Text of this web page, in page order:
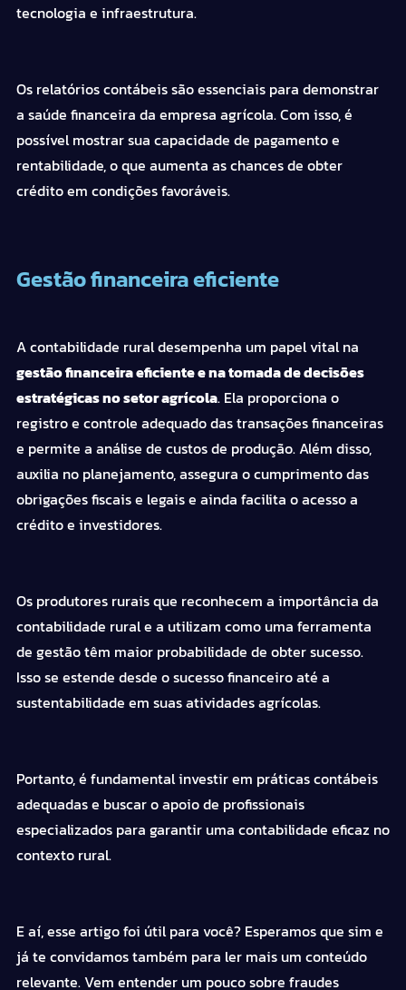
tecnologia e infraestrutura.
Os relatórios contábeis são essenciais para demonstrar
a saúde financeira da empresa agrícola. Com isso, é
possível mostrar sua capacidade de pagamento e
rentabilidade, o que aumenta as chances de obter
crédito em condições favoráveis.
Gestão financeira eficiente
A contabilidade rural desempenha um papel vital na
gestão financeira eficiente e na tomada de decisões
estratégicas no setor agrícola. Ela proporciona o
registro e controle adequado das transações financeiras
e permite a análise de custos de produção. Além disso,
auxilia no planejamento, assegura o cumprimento das
obrigações fiscais e legais e ainda facilita o acesso a
crédito e investidores.
Os produtores rurais que reconhecem a importância da
contabilidade rural e a utilizam como uma ferramenta
de gestão têm maior probabilidade de obter sucesso.
Isso se estende desde o sucesso financeiro até a
sustentabilidade em suas atividades agrícolas.
Portanto, é fundamental investir em práticas contábeis
adequadas e buscar o apoio de profissionais
especializados para garantir uma contabilidade eficaz no
contexto rural.
E aí, esse artigo foi útil para você? Esperamos que sim e
já te convidamos também para ler mais um conteúdo
relevante. Vem entender um pouco sobre fraudes